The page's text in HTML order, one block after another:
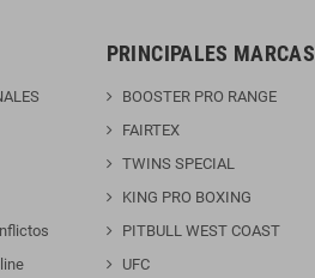
PRINCIPALES MARCAS
BOOSTER PRO RANGE
FAIRTEX
TWINS SPECIAL
KING PRO BOXING
PITBULL WEST COAST
UFC